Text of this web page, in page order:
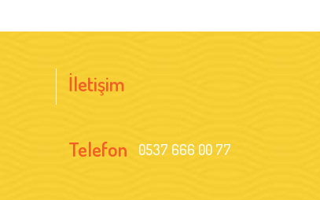
İletişim
Telefon 0537 666 00 77